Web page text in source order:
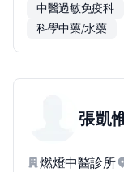
中醫過敏免疫科
科學中藥/水藥
張凱
燃燈中醫診所